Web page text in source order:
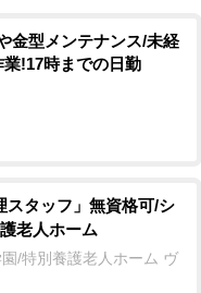
金型メンテナンス/未経
!17時までの日勤
スタッフ」無資格可/シ
老人ホーム
/特別養護老人ホーム ヴ